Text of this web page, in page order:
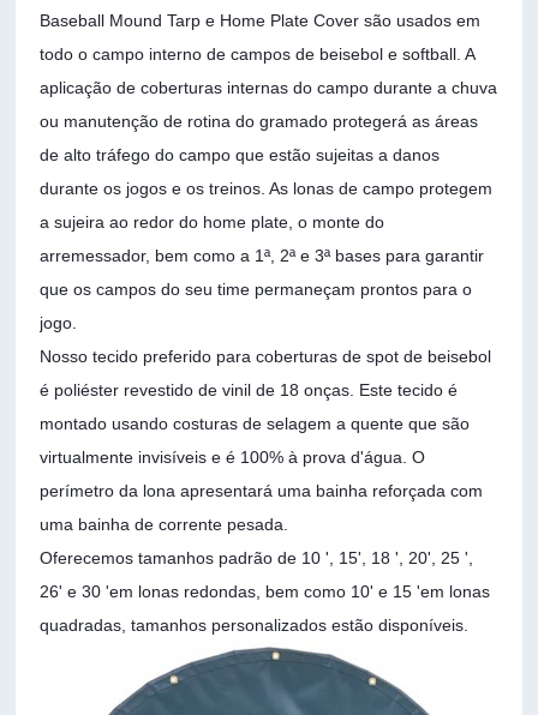
Baseball Mound Tarp e Home Plate Cover são usados ​​em
todo o campo interno de campos de beisebol e softball. A
aplicação de coberturas internas do campo durante a chuva
ou manutenção de rotina do gramado protegerá as áreas
de alto tráfego do campo que estão sujeitas a danos
durante os jogos e os treinos. As lonas de campo protegem
a sujeira ao redor do home plate, o monte do
arremessador, bem como a 1ª, 2ª e 3ª bases para garantir
que os campos do seu time permaneçam prontos para o
jogo.
Nosso tecido preferido para coberturas de spot de beisebol
é poliéster revestido de vinil de 18 onças. Este tecido é
montado usando costuras de selagem a quente que são
virtualmente invisíveis e é 100% à prova d'água. O
perímetro da lona apresentará uma bainha reforçada com
uma bainha de corrente pesada.
Oferecemos tamanhos padrão de 10 ', 15', 18 ', 20', 25 ',
26' e 30 'em lonas redondas, bem como 10' e 15 'em lonas
quadradas, tamanhos personalizados estão disponíveis.